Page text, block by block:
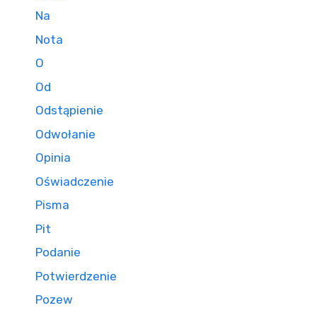
Na
Nota
O
Od
Odstąpienie
Odwołanie
Opinia
Oświadczenie
Pisma
Pit
Podanie
Potwierdzenie
Pozew